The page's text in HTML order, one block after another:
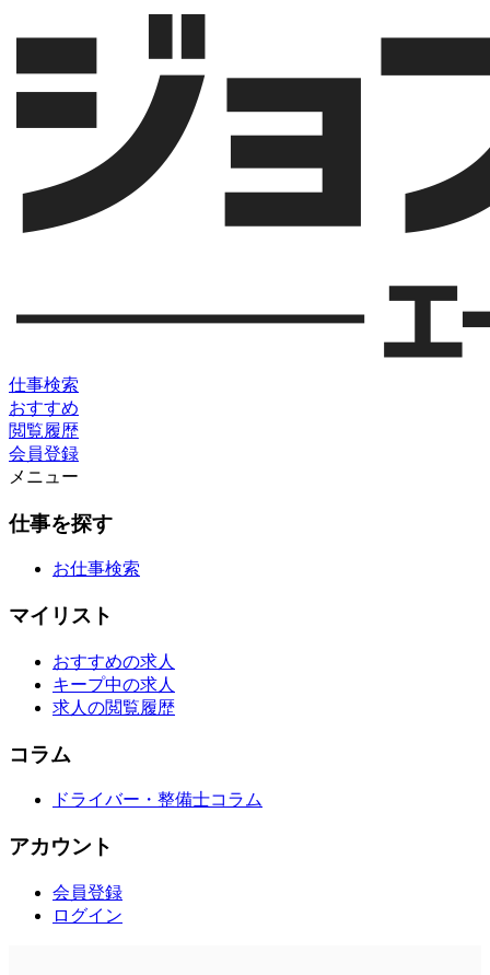
仕事検索
おすすめ
閲覧履歴
会員登録
メニュー
仕事を探す
お仕事検索
マイリスト
おすすめの求人
キープ中の求人
求人の閲覧履歴
コラム
ドライバー・整備士コラム
アカウント
会員登録
ログイン